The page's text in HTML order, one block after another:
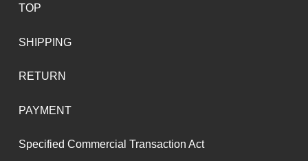
TOP
SHIPPING
RETURN
PAYMENT
Specified Commercial Transaction Act